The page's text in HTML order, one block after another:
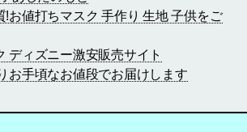
!お値打ちマスク 手作り 生地 子供をご
ディズニー激安販売サイト
お手頃なお値段でお届けします